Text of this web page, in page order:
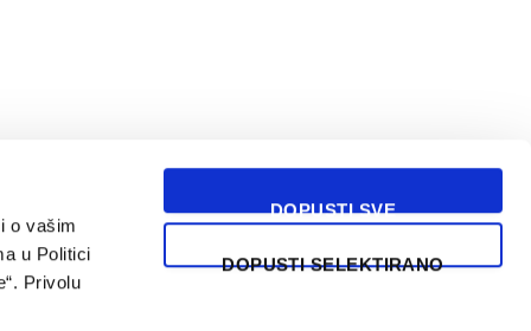
o vašim
u Politici
Privolu
DOPUSTI SVE
DOPUSTI SELEKTIRANO